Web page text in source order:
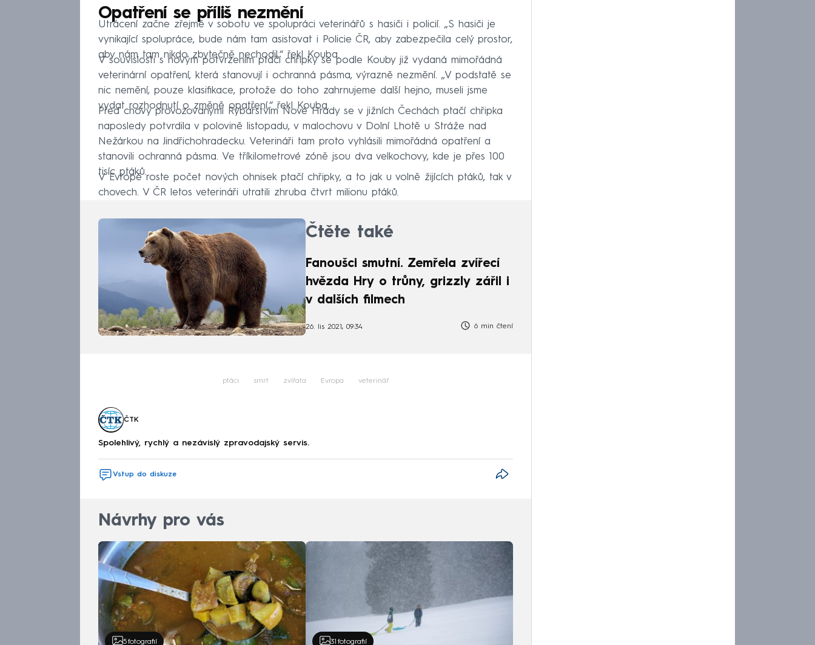
Opatření se příliš nezmění
Utrácení začne zřejmě v sobotu ve spolupráci veterinářů s hasiči i policií. „S hasiči je
vynikající spolupráce, bude nám tam asistovat i Policie ČR, aby zabezpečila celý prostor,
aby nám tam nikdo zbytečně nechodil,“ řekl Kouba.
V souvislosti s novým potvrzením ptačí chřipky se podle Kouby již vydaná mimořádná
veterinární opatření, která stanovují i ochranná pásma, výrazně nezmění. „V podstatě se
nic nemění, pouze klasifikace, protože do toho zahrnujeme další hejno, museli jsme
vydat rozhodnutí o změně opatření,“ řekl Kouba.
Před chovy provozovanými Rybářstvím Nové Hrady se v jižních Čechách ptačí chřipka
naposledy potvrdila v polovině listopadu, v malochovu v Dolní Lhotě u Stráže nad
Nežárkou na Jindřichohradecku. Veterináři tam proto vyhlásili mimořádná opatření a
stanovili ochranná pásma. Ve tříkilometrové zóně jsou dva velkochovy, kde je přes 100
tisíc ptáků.
V Evropě roste počet nových ohnisek ptačí chřipky, a to jak u volně žijících ptáků, tak v
chovech. V ČR letos veterináři utratili zhruba čtvrt milionu ptáků.
Čtěte také
Fanoušci smutní. Zemřela zvířecí
hvězda Hry o trůny, grizzly zářil i
v dalších filmech
26. lis 2021, 09:34 6 min čtení
ptáci smrt zvířata Evropa veterinář
ČTK
Spolehlivý, rychlý a nezávislý zpravodajský servis.
Vstup do diskuze
Návrhy pro vás
5 fotografií 31 fotografií